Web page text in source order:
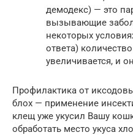
демодекс) — это
вызывающие
некоторых
ответа)
увеличивается, и
Профилактика от
блох — применение
клещ уже укусил Вашу
обработать место укуса